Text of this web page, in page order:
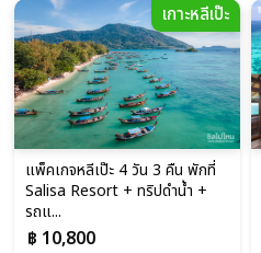
เกาะหลีเป๊ะ
แพ็คเกจหลีเป๊ะ 4 วัน 3 คืน พักที่
Salisa Resort + ทริปดำน้ำ +
รถแ...
฿ 10,800